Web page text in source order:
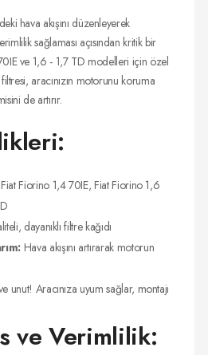
hava akışını düzenleyerek
sağlaması açısından kritik bir
ve 1,6 - 1,7 TD modelleri için özel
aracınızın motorunu koruma
de artırır.
Fiat Fiorino 1,4 70IE, Fiat Fiorino 1,6
dayanıklı filtre kağıdı
Hava akışını artırarak motorun
unut! Aracınıza uyum sağlar, montajı
ve Verimlilik: